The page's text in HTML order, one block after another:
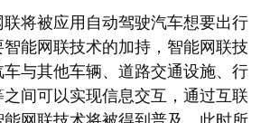
将被应用自动驾驶汽车想要出行
能网联技术的加持，智能网联技
与其他车辆、道路交通设施、行
之间可以实现信息交互，通过互联